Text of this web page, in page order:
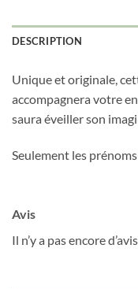
DESCRIPTION
Unique et originale,
accompagnera votre
saura éveiller son
Seulement les
Avis
Il n’y a pas encore
Courriel*
Date de naissance